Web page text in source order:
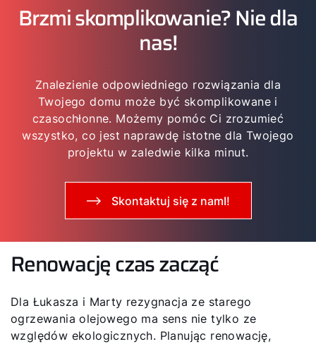
Brzmi skomplikowanie? Nie dla
nas!
Znalezienie odpowiedniego rozwiązania dla
Twojego domu może być skomplikowane i
czasochłonne. Możemy pomóc Ci zrozumieć
wszystko, co jest naprawdę istotne dla Twojego
projektu w zaledwie kilka minut.
Skontaktuj się z namI!
Renowację czas zacząć
Dla Łukasza i Marty rezygnacja ze starego
ogrzewania olejowego ma sens nie tylko ze
względów ekologicznych. Planując renowację,